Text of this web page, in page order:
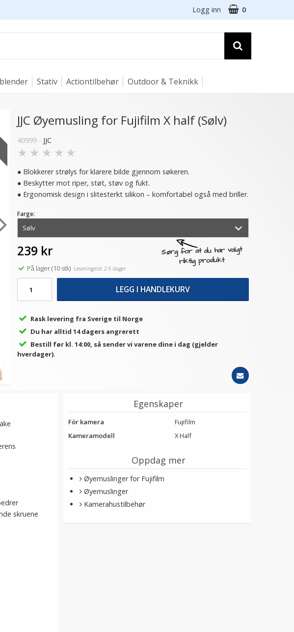
Logg inn 0
Stativ Actiontilbehør Outdoor & Teknikk
JJC Øyemusling for Fujifilm X half (Sølv)
40999 - JJC
★ ★ ★ ★ ★
● Blokkerer strølys for klarere bilde gjennom søkeren.
● Beskytter mot riper, støt, støv og fukt.
● Ergonomisk design i slitesterkt silikon – komfortabel også med briller.
Sørg for at du har valgt
riktig produkt
Farge:
239 kr
På lager (10 stk)Leveringstid: 2-5 dager
LEGG I HANDLEKURV
Rask levering fra Sverige til Norge
Du har alltid 14 dagers angrerett
Bestill før kl. 14:00, så sender vi varene dine i dag (gjelder
hverdager).
skruene
Egenskaper
För kamera
Fujifilm
Kameramodell
X Half
Oppdag mer
Øyemuslinger for Fujifilm
Øyemuslinger
Kamerahustilbehør